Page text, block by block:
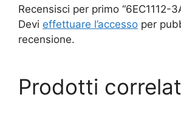
Recensisci per primo “6EC1112-
Devi effettuare l’accesso per
recensione.
Prodotti